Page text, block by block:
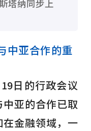
塔纳同步上
中亚合作的重
日的行政会议
亚的合作已取
金融领域，一